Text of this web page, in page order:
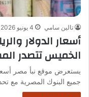
تالين سامي 4 يونيو 2026
أسعار الدولار
الخميس تتصدر
جميع البنوك المصرية مع